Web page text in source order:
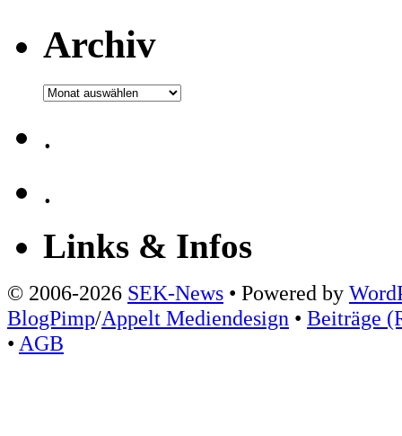
Archiv
Archiv
.
.
Links & Infos
© 2006-2026 SEK-News • Powered by
BlogPimp/Appelt Mediendesign • Beiträge
• AGB